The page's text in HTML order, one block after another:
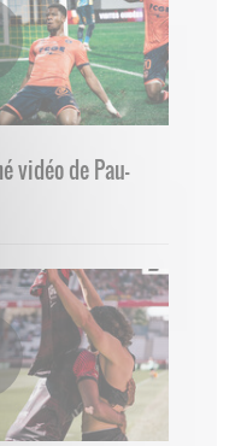
vidéo de Pau-